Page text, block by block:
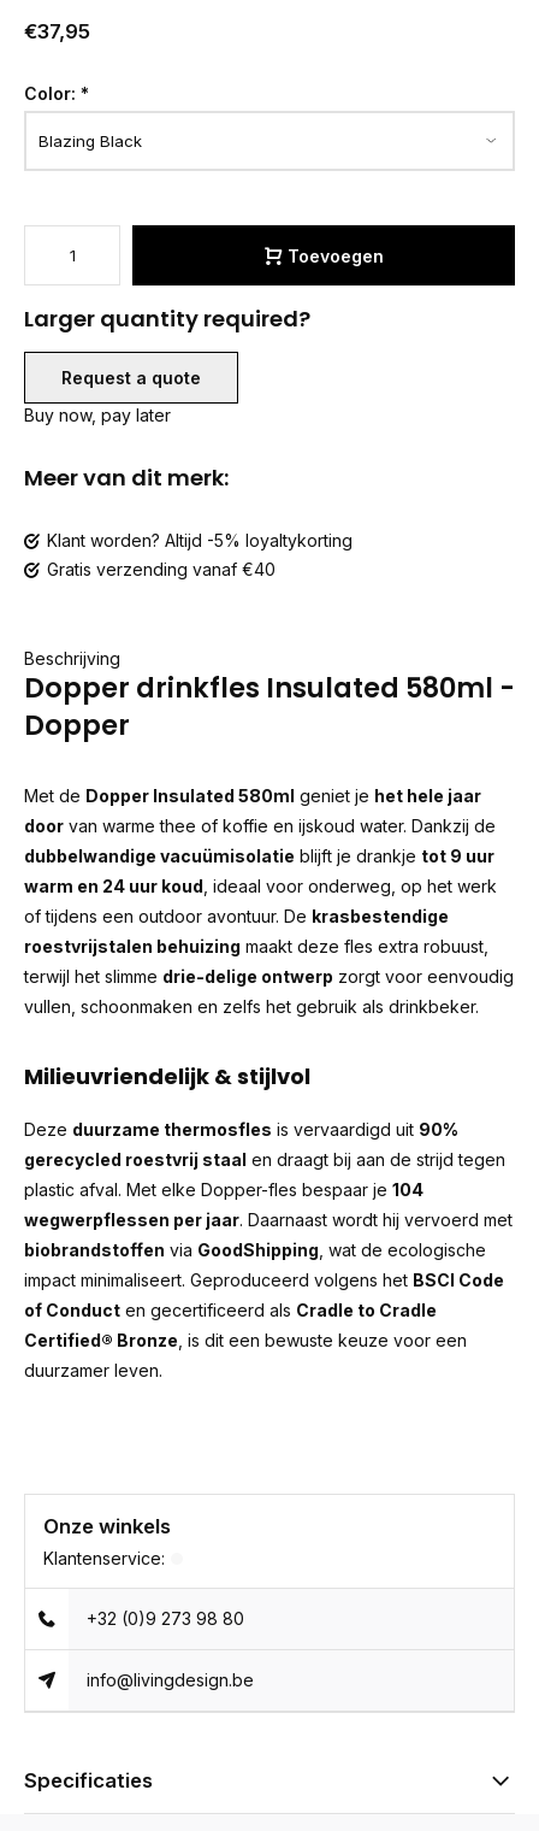
€37,95
Color: *
Toevoegen
Larger quantity required?
Request a quote
Buy now, pay later
Meer van dit merk:
Klant worden? Altijd -5% loyaltykorting
Gratis verzending vanaf €40
Beschrijving
Dopper drinkfles Insulated 580ml -
Dopper
Met de Dopper Insulated 580ml geniet je het hele jaar
door van warme thee of koffie en ijskoud water. Dankzij de
dubbelwandige vacuümisolatie blijft je drankje tot 9 uur
warm en 24 uur koud , ideaal voor onderweg, op het werk
of tijdens een outdoor avontuur. De krasbestendige
roestvrijstalen behuizing maakt deze fles extra robuust,
terwijl het slimme drie-delige ontwerp zorgt voor eenvoudig
vullen, schoonmaken en zelfs het gebruik als drinkbeker.
Milieuvriendelijk & stijlvol
Deze duurzame thermosfles is vervaardigd uit 90%
gerecycled roestvrij staal en draagt bij aan de strijd tegen
plastic afval. Met elke Dopper-fles bespaar je 104
wegwerpflessen per jaar. Daarnaast wordt hij vervoerd met
biobrandstoffen via GoodShipping , wat de ecologische
impact minimaliseert. Geproduceerd volgens het BSCI Code
of Conduct en gecertificeerd als Cradle to Cradle
Certified® Bronze , is dit een bewuste keuze voor een
duurzamer leven.
Onze winkels
Klantenservice:
+32 (0)9 273 98 80
info@livingdesign.be
Specificaties